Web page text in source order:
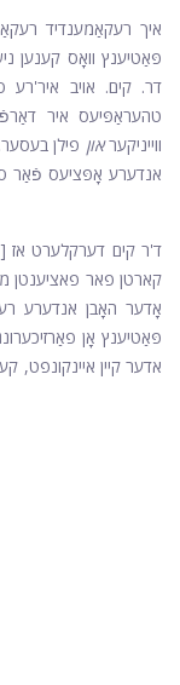
איך רעקאַמענדיד
פּאַטיענץ וואָס קענען
דר. קים. אויב איר'רע
טהעראַפּיעס איר דאַרפֿן,
ווייניקעראון פילן
אנדערע אָפּציעס פֿאַר
ד'ר קים דערקלערט אז
קארטן פאר פאציענטן
אָדער האָבן אנדערע
פּאַטיענץ אָן
אדער קיין איינקונפט,